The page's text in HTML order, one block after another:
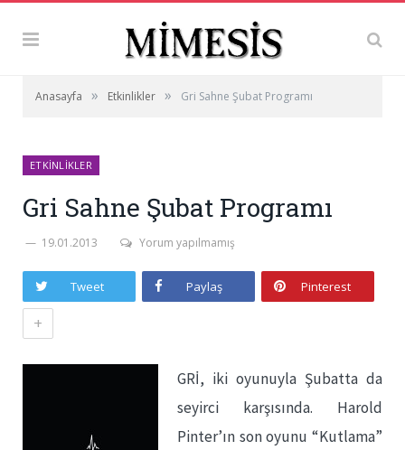
Anasayfa » Etkinlikler » Gri Sahne Şubat Programı
ETKINLIKLER
Gri Sahne Şubat Programı
19.01.2013 Yorum yapılmamış
Tweet Paylaş Pinterest
+
GRİ, iki oyunuyla Şubatta da
seyirci karşısında. Harold
Pinter’ın son oyunu “Kutlama”